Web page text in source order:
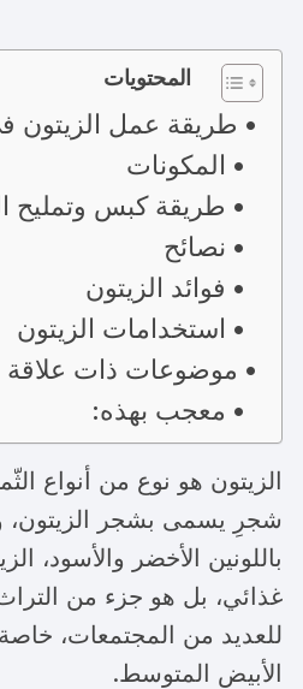
المحتويات
طريقة عمل الزيتون
المكونات
طريقة كبس وتمليح
نصائح
فوائد الزيتون
استخدامات الزيتون
موضوعات ذات علاقة
معجب بهذه:
الزيتون هو نوع من أنواع
شجرِ يسمى بشجر الزيتون،
باللونين الأخضر والأسود،
غذائي، بل هو جزء من
للعديد من المجتمعات،
الأبيض المتوسط.